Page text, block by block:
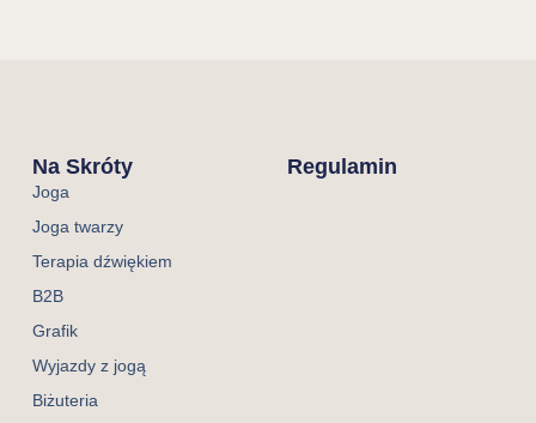
Na Skróty
Joga
Joga twarzy
Terapia dźwiękiem
B2B
Grafik
Wyjazdy z jogą
Biżuteria
Regulamin